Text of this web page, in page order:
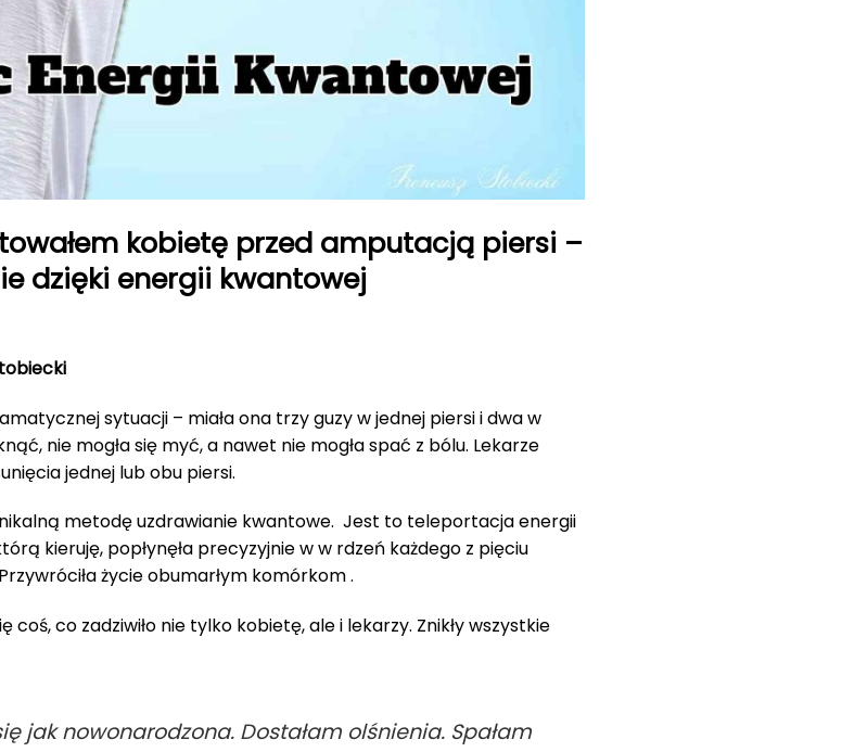
kobietę przed amputacją piersi –
dzięki energii kwantowej
sytuacji – miała ona trzy guzy w jednej piersi i dwa w
nie mogła się myć, a nawet nie mogła spać z bólu. Lekarze
jednej lub obu piersi.
metodę uzdrawianie kwantowe. Jest to teleportacja energii
kieruję, popłynęła precyzyjnie w w rdzeń każdego z pięciu
życie obumarłym komórkom .
co zadziwiło nie tylko kobietę, ale i lekarzy. Znikły wszystkie
jak nowonarodzona. Dostałam olśnienia. Spałam